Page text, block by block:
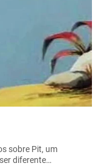
sobre Pit, um
diferente…